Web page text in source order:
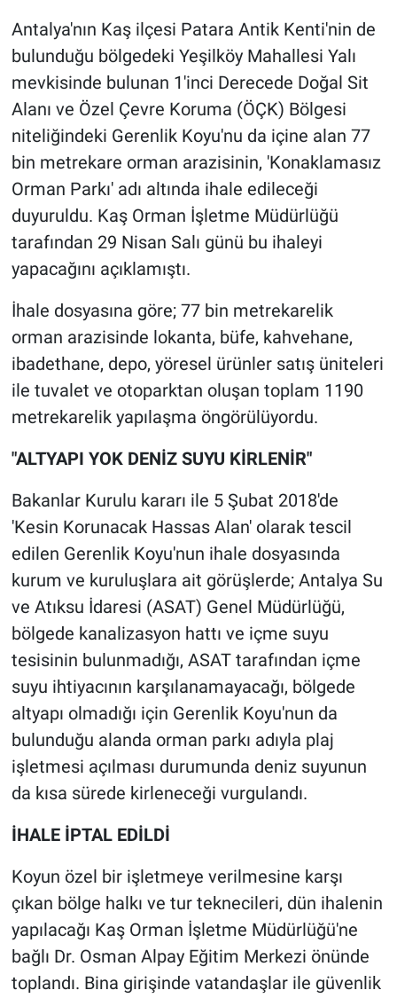
Antalya'nın Kaş ilçesi Patara Antik Kenti'nin de
bulunduğu bölgedeki Yeşilköy Mahallesi Yalı
mevkisinde bulunan 1'inci Derecede Doğal Sit
Alanı ve Özel Çevre Koruma (ÖÇK) Bölgesi
niteliğindeki Gerenlik Koyu'nu da içine alan 77
bin metrekare orman arazisinin, 'Konaklamasız
Orman Parkı' adı altında ihale edileceği
duyuruldu. Kaş Orman İşletme Müdürlüğü
tarafından 29 Nisan Salı günü bu ihaleyi
yapacağını açıklamıştı.
İhale dosyasına göre; 77 bin metrekarelik
orman arazisinde lokanta, büfe, kahvehane,
ibadethane, depo, yöresel ürünler satış üniteleri
ile tuvalet ve otoparktan oluşan toplam 1190
metrekarelik yapılaşma öngörülüyordu.
"ALTYAPI YOK DENİZ SUYU KİRLENİR"
Bakanlar Kurulu kararı ile 5 Şubat 2018'de
'Kesin Korunacak Hassas Alan' olarak tescil
edilen Gerenlik Koyu'nun ihale dosyasında
kurum ve kuruluşlara ait görüşlerde; Antalya Su
ve Atıksu İdaresi (ASAT) Genel Müdürlüğü,
bölgede kanalizasyon hattı ve içme suyu
tesisinin bulunmadığı, ASAT tarafından içme
suyu ihtiyacının karşılanamayacağı, bölgede
altyapı olmadığı için Gerenlik Koyu'nun da
bulunduğu alanda orman parkı adıyla plaj
işletmesi açılması durumunda deniz suyunun
da kısa sürede kirleneceği vurgulandı.
İHALE İPTAL EDİLDİ
Koyun özel bir işletmeye verilmesine karşı
çıkan bölge halkı ve tur teknecileri, dün ihalenin
yapılacağı Kaş Orman İşletme Müdürlüğü'ne
bağlı Dr. Osman Alpay Eğitim Merkezi önünde
toplandı. Bina girişinde vatandaşlar ile güvenlik
Gündem Özel
Günün görüntüsü
Haber
İlan
Kimdir
Koronavirüs
Kültür Sanat
Ne demişti
Popüler
Programlar
Sağlık
Spor
Teknoloji
Türkiye'nin Geleceği
Türkiye'nin Gündemi
Yerel Gündem